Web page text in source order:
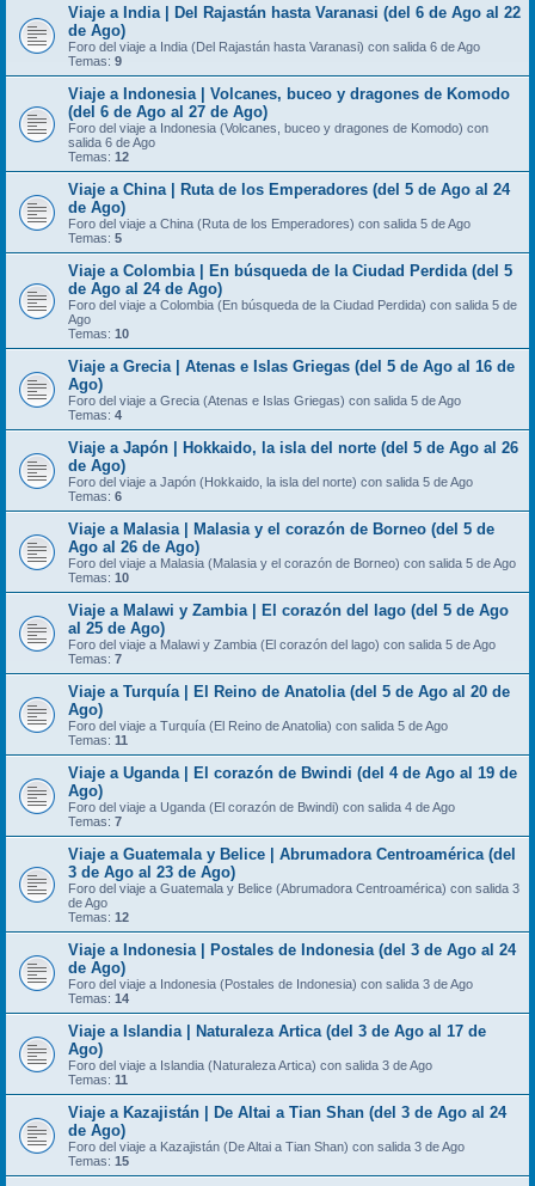
Viaje a India | Del Rajastán hasta Varanasi (del 6 de Ago al 22
de Ago)
Foro del viaje a India (Del Rajastán hasta Varanasi) con salida 6 de Ago
Temas: 9
Viaje a Indonesia | Volcanes, buceo y dragones de Komodo
(del 6 de Ago al 27 de Ago)
Foro del viaje a Indonesia (Volcanes, buceo y dragones de Komodo) con
salida 6 de Ago
Temas: 12
Viaje a China | Ruta de los Emperadores (del 5 de Ago al 24
de Ago)
Foro del viaje a China (Ruta de los Emperadores) con salida 5 de Ago
Temas: 5
Viaje a Colombia | En búsqueda de la Ciudad Perdida (del 5
de Ago al 24 de Ago)
Foro del viaje a Colombia (En búsqueda de la Ciudad Perdida) con salida 5 de
Ago
Temas: 10
Viaje a Grecia | Atenas e Islas Griegas (del 5 de Ago al 16 de
Ago)
Foro del viaje a Grecia (Atenas e Islas Griegas) con salida 5 de Ago
Temas: 4
Viaje a Japón | Hokkaido, la isla del norte (del 5 de Ago al 26
de Ago)
Foro del viaje a Japón (Hokkaido, la isla del norte) con salida 5 de Ago
Temas: 6
Viaje a Malasia | Malasia y el corazón de Borneo (del 5 de
Ago al 26 de Ago)
Foro del viaje a Malasia (Malasia y el corazón de Borneo) con salida 5 de Ago
Temas: 10
Viaje a Malawi y Zambia | El corazón del lago (del 5 de Ago
al 25 de Ago)
Foro del viaje a Malawi y Zambia (El corazón del lago) con salida 5 de Ago
Temas: 7
Viaje a Turquía | El Reino de Anatolia (del 5 de Ago al 20 de
Ago)
Foro del viaje a Turquía (El Reino de Anatolia) con salida 5 de Ago
Temas: 11
Viaje a Uganda | El corazón de Bwindi (del 4 de Ago al 19 de
Ago)
Foro del viaje a Uganda (El corazón de Bwindi) con salida 4 de Ago
Temas: 7
Viaje a Guatemala y Belice | Abrumadora Centroamérica (del
3 de Ago al 23 de Ago)
Foro del viaje a Guatemala y Belice (Abrumadora Centroamérica) con salida 3
de Ago
Temas: 12
Viaje a Indonesia | Postales de Indonesia (del 3 de Ago al 24
de Ago)
Foro del viaje a Indonesia (Postales de Indonesia) con salida 3 de Ago
Temas: 14
Viaje a Islandia | Naturaleza Artica (del 3 de Ago al 17 de
Ago)
Foro del viaje a Islandia (Naturaleza Artica) con salida 3 de Ago
Temas: 11
Viaje a Kazajistán | De Altai a Tian Shan (del 3 de Ago al 24
de Ago)
Foro del viaje a Kazajistán (De Altai a Tian Shan) con salida 3 de Ago
Temas: 15